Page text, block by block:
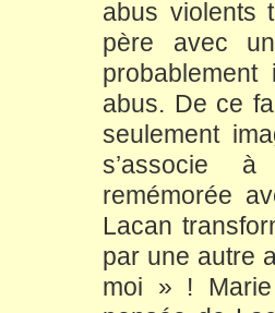
abus violents
père avec
abus. De ce
seulement
s’associe
remémorée
Lacan
par une autre
moi » ! Marie